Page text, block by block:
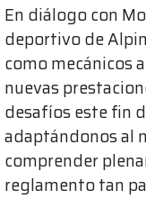
En diálogo con
deportivo de
como mecánicos
nuevas
desafíos este fin
adaptándonos al
comprender
reglamento tan